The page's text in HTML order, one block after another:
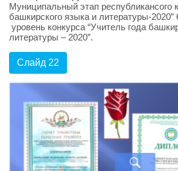
Муниципальный этап республикансого
башкирского языка и литературы-
уровень конкурса “Учитель года
литературы – 2020”.
Слайд 22